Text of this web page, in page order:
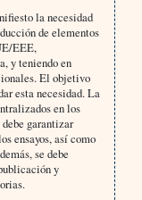
la necesidad
de elementos
EEE,
y teniendo en
El objetivo
esta necesidad. La
en los
garantizar
ensayos, así como
se debe
y